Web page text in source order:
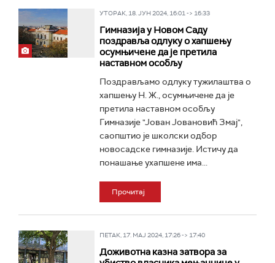
УТОРАК, 18. ЈУН 2024, 16:01 -> 16:33
Гимназија у Новом Саду
поздравља одлуку о хапшењу
осумњичене да је претила
наставном особљу
Поздрављамо одлуку тужилаштва о
хапшењу Н. Ж., осумњичене да је
претила наставном особљу
Гимназије "Јован Јовановић Змај",
саопштио је школски одбор
новосадске гимназије. Истичу да
понашање ухапшене има...
Прочитај
ПЕТАК, 17. МАЈ 2024, 17:26 -> 17:40
Доживотна казна затвора за